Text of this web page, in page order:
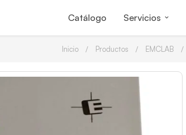
Catálogo Servicios
Inicio Productos EMCLAB